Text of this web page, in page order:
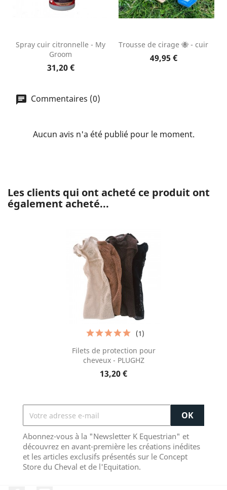
Spray cuir citronnelle - My
Groom
31,20 €
Trousse de cirage 🐝 - cuir
49,95 €
Commentaires (0)
Aucun avis n'a été publié pour le moment.
Les clients qui ont acheté ce produit ont
également acheté...
Filets de protection pour
cheveux - PLUGHZ
13,20 €
(1)
Abonnez-vous à la "Newsletter K Equestrian" et
découvrez en avant-première les créations inédites
et les articles exclusifs présentés sur le Concept
Store du Cheval et de l'Equitation.